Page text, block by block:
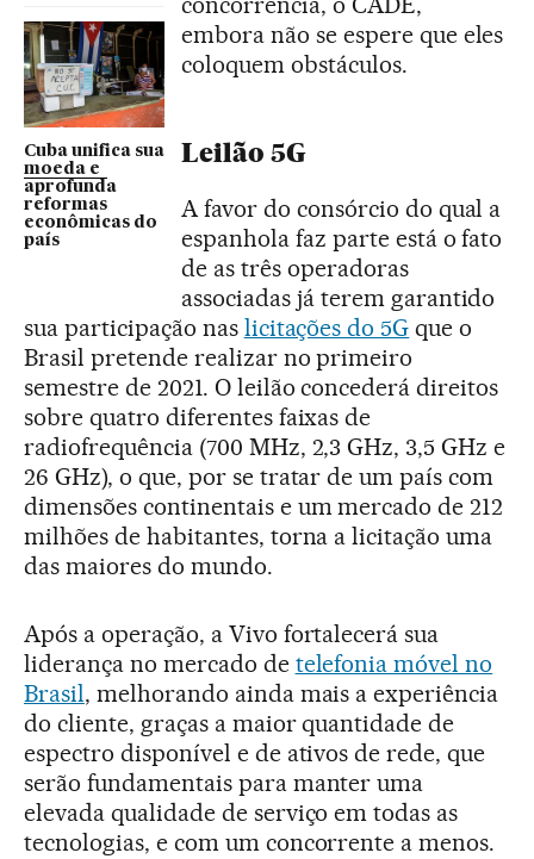
Cuba unifica sua
moeda e
aprofunda
reformas
econômicas do
país
embora não se espere que eles
coloquem obstáculos.
Leilão 5G
A favor do consórcio do qual a
espanhola faz parte está o fato
de as três operadoras
associadas já terem garantido
sua participação nas licitações do 5G que o
Brasil pretende realizar no primeiro
semestre de 2021. O leilão concederá direitos
sobre quatro diferentes faixas de
radiofrequência (700 MHz, 2,3 GHz, 3,5 GHz e
26 GHz), o que, por se tratar de um país com
dimensões continentais e um mercado de 212
milhões de habitantes, torna a licitação uma
das maiores do mundo.
Após a operação, a Vivo fortalecerá sua
liderança no mercado de telefonia móvel no
Brasil, melhorando ainda mais a experiência
do cliente, graças a maior quantidade de
espectro disponível e de ativos de rede, que
serão fundamentais para manter uma
elevada qualidade de serviço em todas as
tecnologias, e com um concorrente a menos.